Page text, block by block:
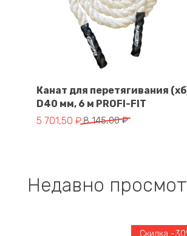
В корзину
Канат для перетягивания
D40 мм, 6 м PROFI-FIT
8 145,00₽
Первоначальная цена
5 701,50 ₽
Текущая цена: 5 701,50 ₽.
Недавно